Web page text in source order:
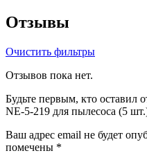
Отзывы
Очистить фильтры
Отзывов пока нет.
Будьте первым, кто
NE-5-219 для пылесоса (5
Ваш адрес email не будет
помечены *